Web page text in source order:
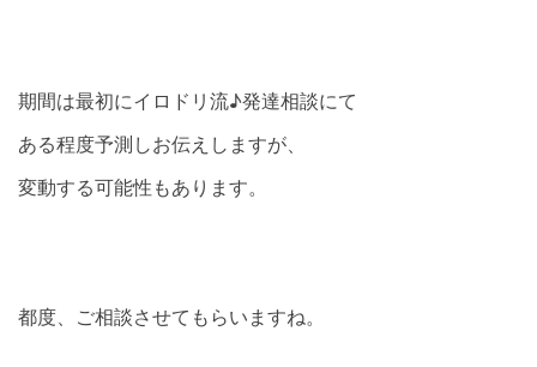
期間は最初にイロドリ流♪発達相談にて
ある程度予測しお伝えしますが、
変動する可能性もあります。
都度、ご相談させてもらいますね。